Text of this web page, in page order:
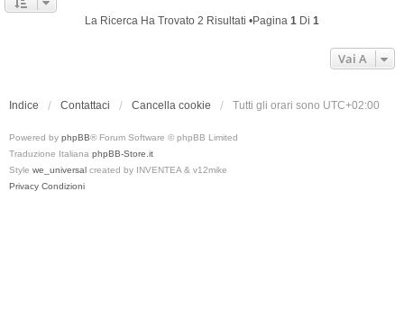
La Ricerca Ha Trovato 2 Risultati •Pagina 1 Di 1
Vai A
Indice Contattaci Cancella cookie Tutti gli orari sono UTC+02:00
Powered by phpBB® Forum Software © phpBB Limited
Traduzione Italiana phpBB-Store.it
Style we_universal created by INVENTEA & v12mike
Privacy Condizioni